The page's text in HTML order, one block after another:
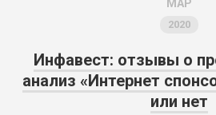
МАР
2020
Инфавест: отзывы о
анализ «Интернет
или нет